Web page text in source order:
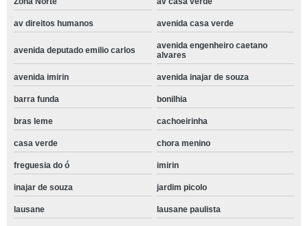
av direitos humanos avenida casa verde
avenida deputado emilio carlos
avenida engenheiro caetano
alvares
avenida imirin avenida inajar de souza
barra funda bonilhia
bras leme cachoeirinha
casa verde chora menino
freguesia do ó imirin
inajar de souza jardim picolo
lausane lausane paulista